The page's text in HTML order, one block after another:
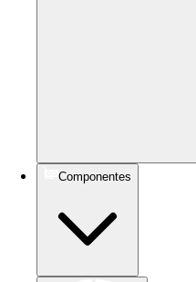
Componentes